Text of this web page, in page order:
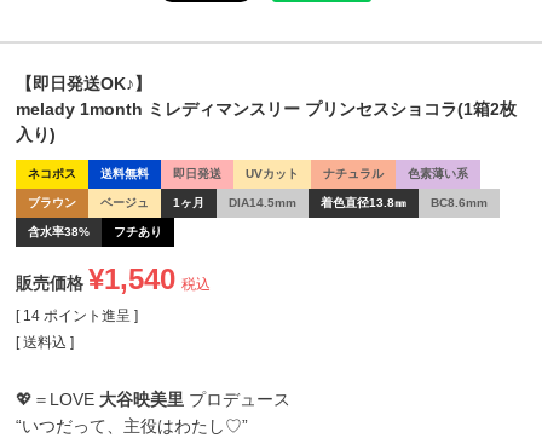
【即日発送OK♪】
melady 1month ミレディマンスリー プリンセスショコラ(1箱2枚
入り)
ネコポス 送料無料 即日発送 UVカット ナチュラル 色素薄い系
ブラウン ベージュ 1ヶ月 DIA14.5mm 着色直径13.8㎜ BC8.6mm
含水率38% フチあり
販売価格 ¥1,540 税込
[ 14 ポイント進呈 ]
送料込
💖＝LOVE 大谷映美里 プロデュース
“いつだって、主役はわたし♡”